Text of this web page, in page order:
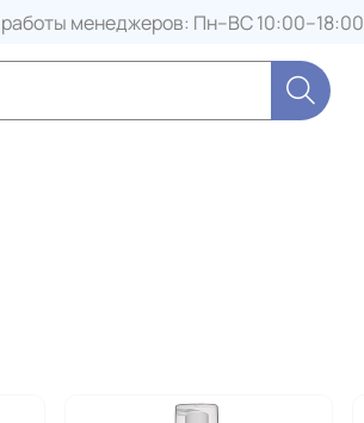
менеджеров: Пн–ВС 10:00–18:00